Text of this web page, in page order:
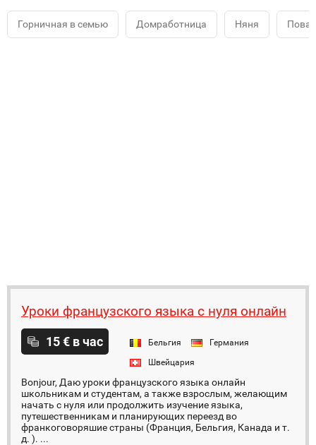
Горничная в семью Домработница Няня
Уроки французского языка с нуля онлайн
15 € в час Бельгия
Германия
Швейцария
Bonjour, Даю уроки французского языка онлайн
школьникам и студентам, а также взрослым, желающим
начать с нуля или продолжить изучение языка,
путешественникам и планирующих переезд во
франкоговоряшие страны (Франция, Бельгия, Канада и т.
д. ). ...